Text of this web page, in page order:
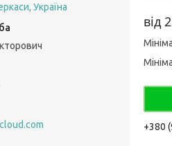
від
+380
Україна